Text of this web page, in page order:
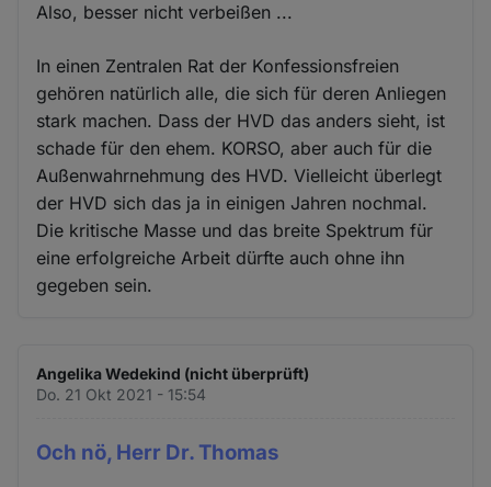
Also, besser nicht verbeißen ...
In einen Zentralen Rat der Konfessionsfreien
gehören natürlich alle, die sich für deren Anliegen
stark machen. Dass der HVD das anders sieht, ist
schade für den ehem. KORSO, aber auch für die
Außenwahrnehmung des HVD. Vielleicht überlegt
der HVD sich das ja in einigen Jahren nochmal.
Die kritische Masse und das breite Spektrum für
eine erfolgreiche Arbeit dürfte auch ohne ihn
gegeben sein.
Angelika Wedekind (nicht überprüft)
Do. 21 Okt 2021 - 15:54
Och nö, Herr Dr. Thomas